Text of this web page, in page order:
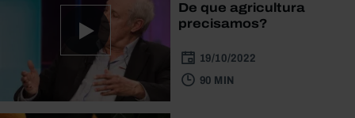
De que agricultura
precisamos?
19/10/2022
90 MIN